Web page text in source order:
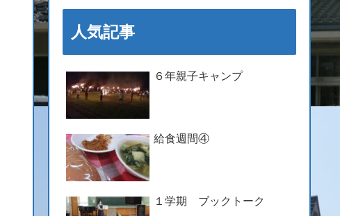
人気記事
６年親子キャンプ
給食週間④
１学期 ブックトーク